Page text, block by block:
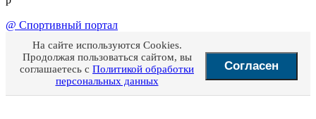
@ Спортивный портал
На сайте используются Cookies.
Продолжая пользоваться сайтом, вы
соглашаетесь с Политикой обработки
персональных данных
Согласен